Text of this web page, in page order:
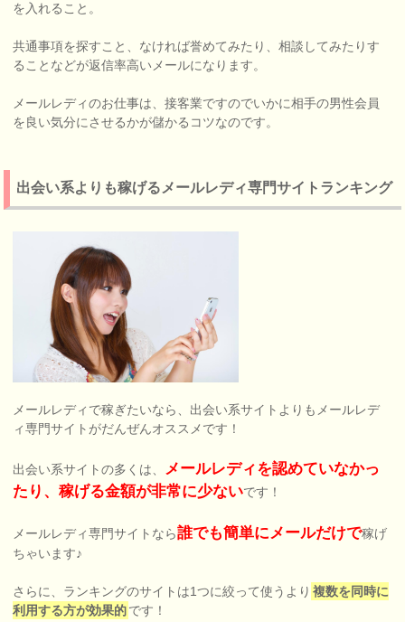
を入れること。
共通事項を探すこと、なければ誉めてみたり、相談してみたりす
ることなどが返信率高いメールになります。
メールレディのお仕事は、接客業ですのでいかに相手の男性会員
を良い気分にさせるかが儲かるコツなのです。
出会い系よりも稼げるメールレディ専門サイトランキング
メールレディで稼ぎたいなら、出会い系サイトよりもメールレデ
ィ専門サイトがだんぜんオススメです！
出会い系サイトの多くは、 メールレディを認めていなかっ
たり、稼げる金額が非常に少ないです！
メールレディ専門サイトなら誰でも簡単にメールだけで稼げ
ちゃいます♪
さらに、ランキングのサイトは1つに絞って使うより 複数を同時に
利用する方が効果的です！